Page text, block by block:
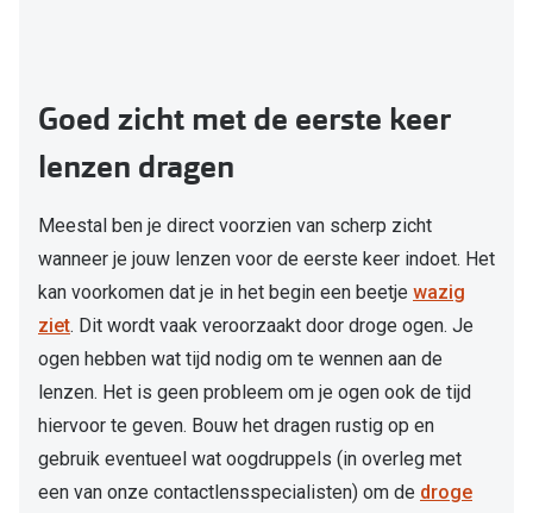
Goed zicht met de eerste keer
lenzen dragen
Meestal ben je direct voorzien van scherp zicht
wanneer je jouw lenzen voor de eerste keer indoet. Het
kan voorkomen dat je in het begin een beetje wazig
ziet. Dit wordt vaak veroorzaakt door droge ogen. Je
ogen hebben wat tijd nodig om te wennen aan de
lenzen. Het is geen probleem om je ogen ook de tijd
hiervoor te geven. Bouw het dragen rustig op en
gebruik eventueel wat oogdruppels (in overleg met
een van onze contactlensspecialisten) om de droge